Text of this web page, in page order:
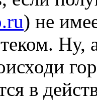
) не
Ну,
в